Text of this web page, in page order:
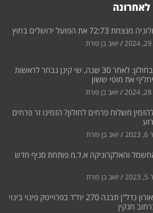
72:73 את הפועל ירושלים בחוץ
יואב בן פורת
מהפך בחולון: לאחר 30 שנה, שי קינן נבחר לראשות
את מוטי ששון
יואב בן פורת
משלוח פרחים לחולון? הזמינו זר פרחים
יואב בן פורת
והאלקרוניקה א.ל.מ פותחת סניף חדש
יואב בן פורת
חברת אורון נדל"ן תבנה 270 יח"ד בפרוייטק פינוי בינוי
חנקין